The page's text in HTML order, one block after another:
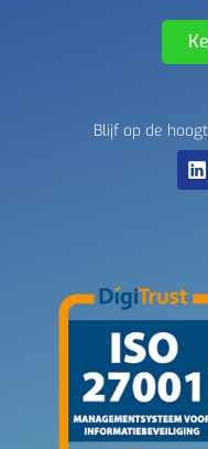
Blijf op de